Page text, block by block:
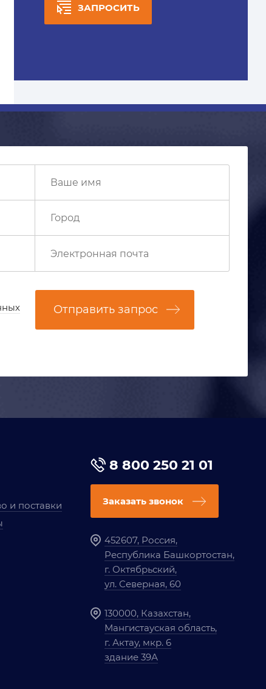
ЗАПРОСИТЬ
Отправить запрос
и поставки
8 800 250 21 01
Заказать звонок
452607, Россия,
Республика Башкортостан,
г. Октябрьский,
ул. Северная, 60
130000, Казахстан,
Мангистауская область,
г. Актау, мкр. 6
здание 39А